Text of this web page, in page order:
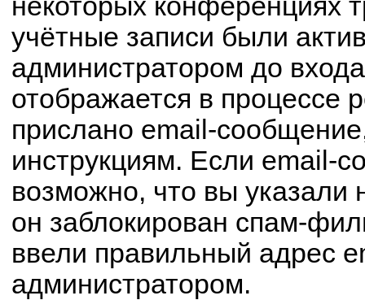
некоторых конференциях
учётные записи были
администратором до
отображается в процессе
прислано email-
инструкциям. Если email-
возможно, что вы
он заблокирован спам-
ввели правильный адрес
администратором.